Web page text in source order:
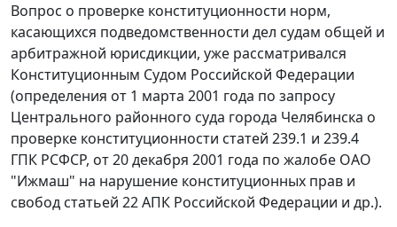
Вопрос о проверке конституционности норм,
касающихся подведомственности дел судам общей и
арбитражной юрисдикции, уже рассматривался
Конституционным Судом Российской Федерации
(определения от 1 марта 2001 года по запросу
Центрального районного суда города Челябинска о
проверке конституционности статей 239.1 и 239.4
ГПК РСФСР, от 20 декабря 2001 года по жалобе ОАО
"Ижмаш" на нарушение конституционных прав и
свобод статьей 22 АПК Российской Федерации и др.).